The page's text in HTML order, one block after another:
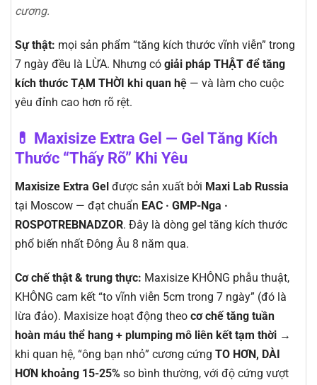
cương.
Sự thật: mọi sản phẩm “tăng kích thước vĩnh viễn” trong
7 ngày đều là LỪA. Nhưng có giải pháp THẬT để tăng
kích thước TẠM THỜI khi quan hệ — và làm cho cuộc
yêu đỉnh cao hơn rõ rệt.
💊 Maxisize Extra Gel — Gel Tăng Kích
Thước “Thấy Rõ” Khi Yêu
Maxisize Extra Gel được sản xuất bởi Maxi Lab Russia
tại Moscow — đạt chuẩn EAC · GMP-Nga ·
ROSPOTREBNADZOR. Đây là dòng gel tăng kích thước
phổ biến nhất Đông Âu 8 năm qua.
Cơ chế thật & trung thực: Maxisize KHÔNG phẫu thuật,
KHÔNG cam kết “to vĩnh viễn 5cm trong 7 ngày” (đó là
lừa đảo). Maxisize hoạt động theo cơ chế tăng tuần
hoàn máu thể hang + plumping mô liên kết tạm thời →
khi quan hệ, “ông bạn nhỏ” cương cứng TO HƠN, DÀI
HƠN khoảng 15-25% so bình thường, với độ cứng vượt